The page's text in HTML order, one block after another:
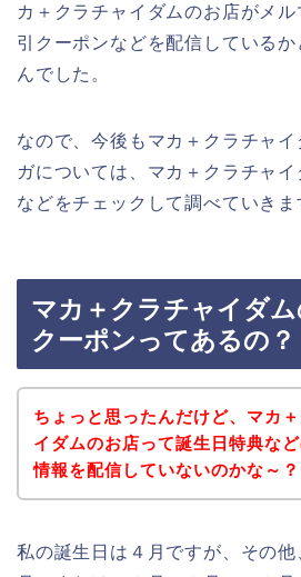
カ＋クラチャイダムのお店がメ
引クーポンなどを配信している
んでした。
なので、今後もマカ＋クラチャ
ガについては、マカ＋クラチャ
などをチェックして調べていきま
マカ＋クラチャイダ
クーポンってあるの？
ちょっと思ったんだけど、マカ
イダムのお店って誕生日特典な
情報を配信していないのかな～？
私の誕生日は４月ですが、その他